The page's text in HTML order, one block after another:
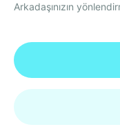
Arkadaşınızın